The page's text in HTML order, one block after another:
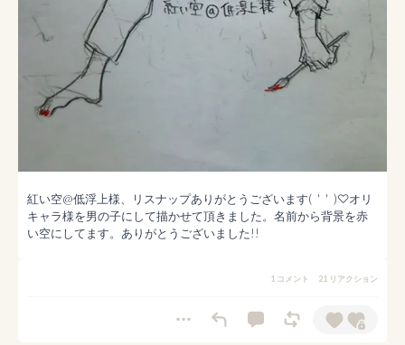
紅い空@低浮上様、リスナップありがとうございます(  '  '  )♡オリ
キャラ様を男の子にして描かせて頂きました。名前から背景を赤
い空にしてます。ありがとうございました!!
1 コメント 21 リアクション